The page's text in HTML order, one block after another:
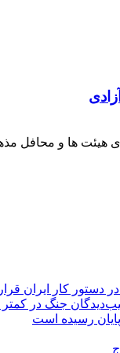
هیئت ها و محافل
کار ایران قرار
در کمتر از ۳ روز پرداخت
رسیده است